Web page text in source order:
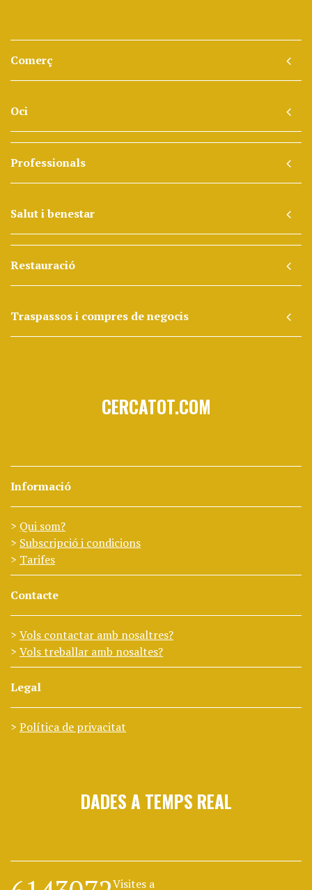
Comerç
Oci
Professionals
Salut i benestar
Restauració
Traspassos i compres de negocis
CERCATOT.COM
Informació
Qui som?
Subscripció i condicions
Tarifes
Contacte
Vols contactar amb nosaltres?
Vols treballar amb nosaltes?
Legal
Política de privacitat
DADES A TEMPS REAL
Visites a